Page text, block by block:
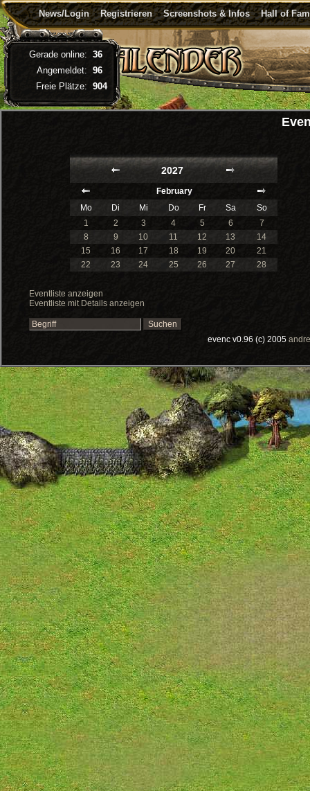
News/Login Registrieren Screenshots & Infos Hall of
2027
February
Mo
Di Mi Do Fr Sa
So
1
2 3 4 5 6
7
8
9 10 11 12 13
14
15
16 17 18 19 20
21
22
23 24 25 26 27 28
Eventliste anzeigen
Eventliste mit Details anzeigen
evenc v0.96 (c) 2005
Gerade online: 36
Angemeldet: 96
Freie Plätze: 904